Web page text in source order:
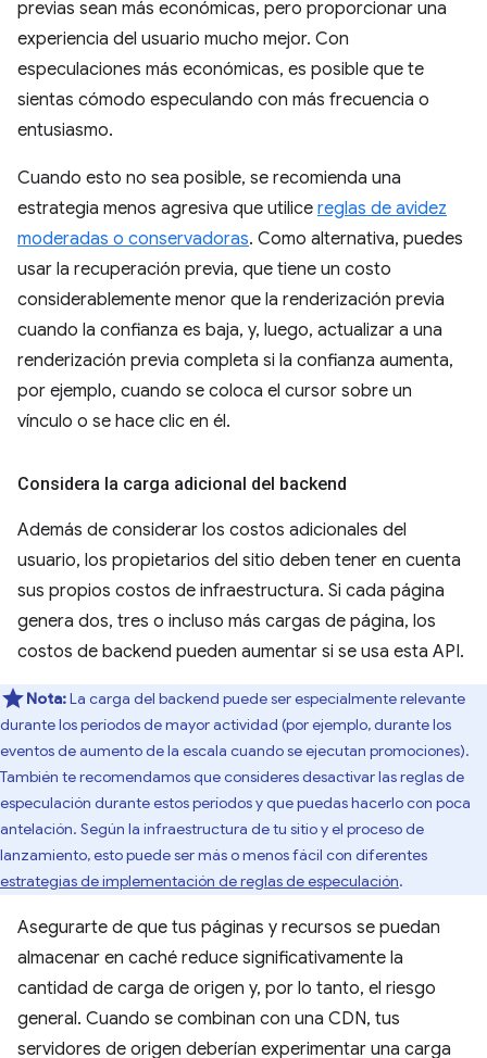
previas sean más económicas, pero proporcionar una
experiencia del usuario mucho mejor. Con
especulaciones más económicas, es posible que te
sientas cómodo especulando con más frecuencia o
entusiasmo.
Cuando esto no sea posible, se recomienda una
estrategia menos agresiva que utilice reglas de avidez
moderadas o conservadoras. Como alternativa, puedes
usar la recuperación previa, que tiene un costo
considerablemente menor que la renderización previa
cuando la confianza es baja, y, luego, actualizar a una
renderización previa completa si la confianza aumenta,
por ejemplo, cuando se coloca el cursor sobre un
vínculo o se hace clic en él.
Considera la carga adicional del backend
Además de considerar los costos adicionales del
usuario, los propietarios del sitio deben tener en cuenta
sus propios costos de infraestructura. Si cada página
genera dos, tres o incluso más cargas de página, los
costos de backend pueden aumentar si se usa esta API.
Nota:La carga del backend puede ser especialmente relevante
durante los períodos de mayor actividad (por ejemplo, durante los
eventos de aumento de la escala cuando se ejecutan promociones).
También te recomendamos que consideres desactivar las reglas de
especulación durante estos períodos y que puedas hacerlo con poca
antelación. Según la infraestructura de tu sitio y el proceso de
lanzamiento, esto puede ser más o menos fácil con diferentes
estrategias de implementación de reglas de especulación.
Asegurarte de que tus páginas y recursos se puedan
almacenar en caché reduce significativamente la
cantidad de carga de origen y, por lo tanto, el riesgo
general. Cuando se combinan con una CDN, tus
servidores de origen deberían experimentar una carga